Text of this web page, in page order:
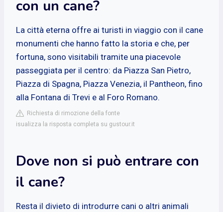
con un cane?
La città eterna offre ai turisti in viaggio con il cane
monumenti che hanno fatto la storia e che, per
fortuna, sono visitabili tramite una piacevole
passeggiata per il centro: da Piazza San Pietro,
Piazza di Spagna, Piazza Venezia, il Pantheon, fino
alla Fontana di Trevi e al Foro Romano.
Richiesta di rimozione della fonte
isualizza la risposta completa su gustour.it
Dove non si può entrare con
il cane?
Resta il divieto di introdurre cani o altri animali